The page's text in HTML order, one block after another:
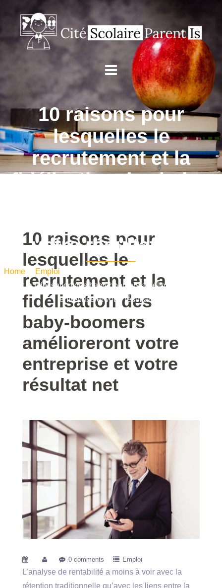
10 raisons pour
lesquelles le
recrutement et la
fidélisation des baby-
votre résultat net
Home/ Emploi
et la fidélisation des baby-boomers amélioreront votre
entreprise et votre résultat net
10 raisons pour
lesquelles le
recrutement et la
fidélisation des
baby-boomers
amélioreront votre
entreprise et votre
résultat net
0 comments Emploi
L’analyse de rentabilité a moins à voir avec la
rétention traditionnelle qu’avec les liens entre la